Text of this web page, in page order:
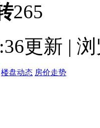
265
更新 |
楼盘动态 房价走势